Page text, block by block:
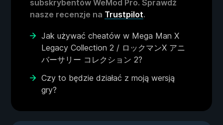
subskrybentów WeMod Pro. Sprawdź
nasze recenzje na Trustpilot.
Jak używać cheatów w Mega Man X
Legacy Collection 2 / ロックマンX アニ
バーサリー コレクション 2?
Czy to będzie działać z moją wersją
gry?